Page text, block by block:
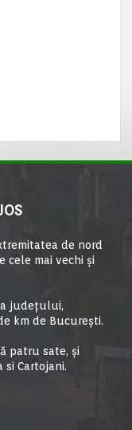
de nord
mai vechi şi
judeţului,
km de Bucureşti.
patru sate, și
si Cartojani.